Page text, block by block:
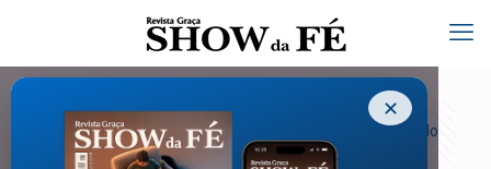
✕
Categorias Tags Exibir tudo